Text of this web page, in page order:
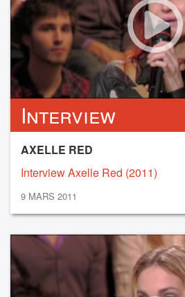
Interview
AXELLE RED
Interview Axelle Red (2011)
9 MARS 2011